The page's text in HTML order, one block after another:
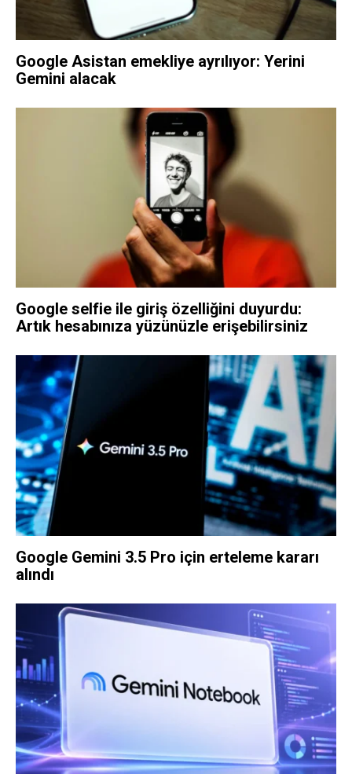
Google Asistan emekliye ayrılıyor: Yerini
Gemini alacak
Google selfie ile giriş özelliğini duyurdu:
Artık hesabınıza yüzünüzle erişebilirsiniz
Google Gemini 3.5 Pro için erteleme kararı
alındı